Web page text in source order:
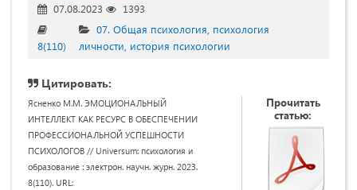
07.08.2023
1393
8(110)
07. Общая психология, психология
личности, история психологии
Цитировать:
Ясненко М.М. ЭМОЦИОНАЛЬНЫЙ
ИНТЕЛЛЕКТ КАК РЕСУРС В ОБЕСПЕЧЕНИИ
ПРОФЕССИОНАЛЬНОЙ УСПЕШНОСТИ
ПСИХОЛОГОВ // Universum: психология и
образование : электрон. научн. журн. 2023.
8(110). URL:
Прочитать
статью: